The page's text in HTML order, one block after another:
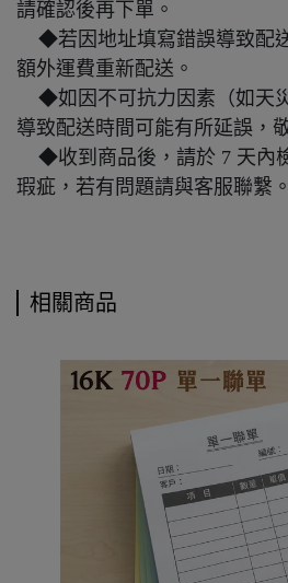
請確認後再下單。
◆若因地址填寫錯誤導致配
額外運費重新配送。
◆如因不可抗力因素（如天災
導致配送時間可能有所延誤，
◆收到商品後，請於 7 天內
瑕疵，若有問題請與客服聯繫。
相關商品